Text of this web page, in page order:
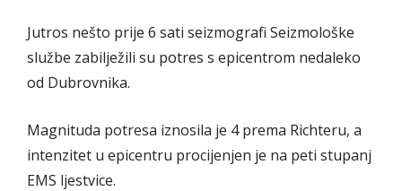
Jutros nešto prije 6 sati seizmografi Seizmološke
službe zabilježili su potres s epicentrom nedaleko
od Dubrovnika.
Magnituda potresa iznosila je 4 prema Richteru, a
intenzitet u epicentru procijenjen je na peti stupanj
EMS ljestvice.